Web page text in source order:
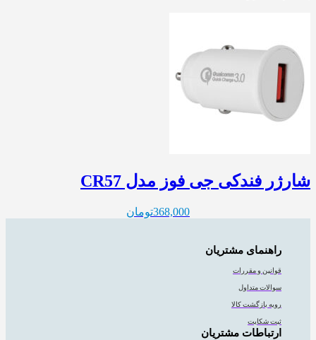
شارژر فندکی جی فوز مدل CR57
368,000تومان
راهنمای مشتریان
قوانین و مقررات
سوالات متداول
رویه بازگشت کالا
ثبت شکایت
ارتباطات مشتریان